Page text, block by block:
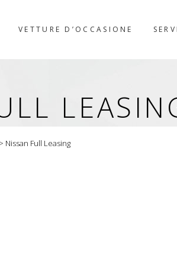
VETTURE D’OCCASIONE
> Nissan Full Leasing